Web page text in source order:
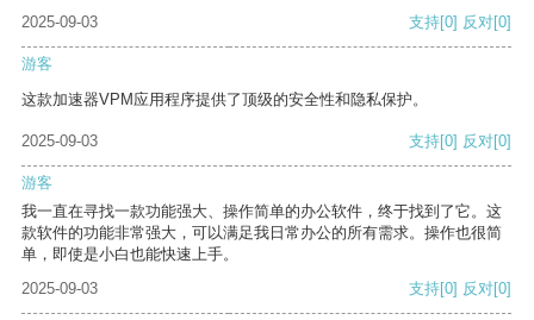
2025-09-03
支持[0] 反对[0]
游客
这款加速器VPM应用程序提供了顶级的安全性和隐私保护。
2025-09-03 支持[0] 反对[0]
游客
我一直在寻找一款功能强大、操作简单的办公软件，终于找到了它。这
款软件的功能非常强大，可以满足我日常办公的所有需求。操作也很简
单，即使是小白也能快速上手。
2025-09-03
支持[0] 反对[0]